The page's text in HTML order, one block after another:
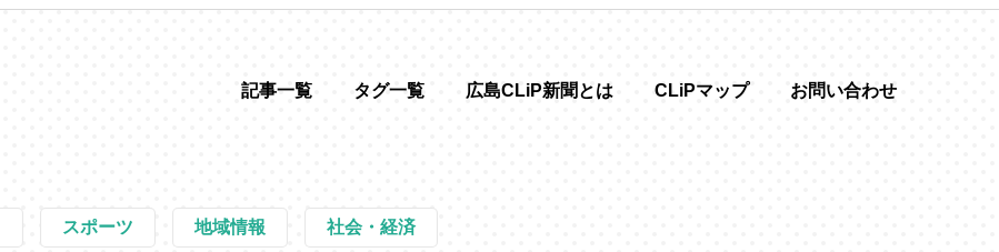
記事一覧 タグ一覧 広島CLiP新聞とは CLiPマップ お問い合わせ
スポーツ 地域情報 社会・経済